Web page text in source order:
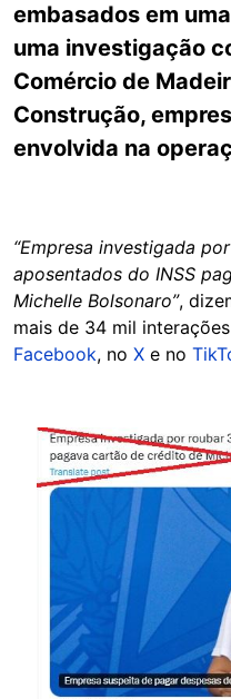
embasados em
uma investigação
Comércio de
Construção,
envolvida na
“Empresa investigada
aposentados do INSS
Michelle Bolsonaro”,
mais de 34 mil
Facebook, no X e no
Image